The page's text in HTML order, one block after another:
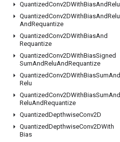
QuantizedConv2DWithBiasAndRelu
QuantizedConv2DWithBiasAndRelu
AndRequantize
QuantizedConv2DWithBiasAnd
Requantize
QuantizedConv2DWithBiasSigned
SumAndReluAndRequantize
QuantizedConv2DWithBiasSumAnd
Relu
QuantizedConv2DWithBiasSumAnd
ReluAndRequantize
QuantizedDepthwiseConv2D
QuantizedDepthwiseConv2DWith
Bias